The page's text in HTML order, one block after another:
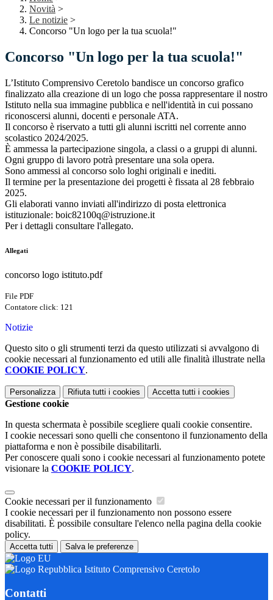
Novità >
Le notizie >
Concorso "Un logo per la tua scuola!"
Concorso "Un logo per la tua scuola!"
L’Istituto Comprensivo Ceretolo bandisce un concorso grafico
finalizzato alla creazione di un logo che possa rappresentare il nostro
Istituto nella sua immagine pubblica e nell'identità in cui possano
riconoscersi alunni, docenti e personale ATA.
Il concorso è riservato a tutti gli alunni iscritti nel corrente anno
scolastico 2024/2025.
È ammessa la partecipazione singola, a classi o a gruppi di alunni.
Ogni gruppo di lavoro potrà presentare una sola opera.
Sono ammessi al concorso solo loghi originali e inediti.
Il termine per la presentazione dei progetti è fissata al 28 febbraio
2025.
Gli elaborati vanno inviati all'indirizzo di posta elettronica
istituzionale: boic82100q@istruzione.it
Per i dettagli consultare l'allegato.
Allegati
concorso logo istituto.pdf
File PDF
Contatore click: 121
Notizie
Questo sito o gli strumenti terzi da questo utilizzati si avvalgono di
cookie necessari al funzionamento ed utili alle finalità illustrate nella
COOKIE POLICY.
Personalizza Rifiuta tutti i cookies Accetta tutti i cookies
Gestione cookie
In questa schermata è possibile scegliere quali cookie consentire.
I cookie necessari sono quelli che consentono il funzionamento della
piattaforma e non è possibile disabilitarli.
Per conoscere quali sono i cookie necessari al funzionamento potete
visionare la COOKIE POLICY.
Cookie necessari per il funzionamento
I cookie necessari per il funzionamento non possono essere
disabilitati. È possibile consultare l'elenco nella pagina della cookie
policy.
Accetta tutti Salva le preferenze
Istituto Comprensivo Ceretolo
Contatti